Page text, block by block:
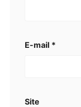
E-mail *
Site